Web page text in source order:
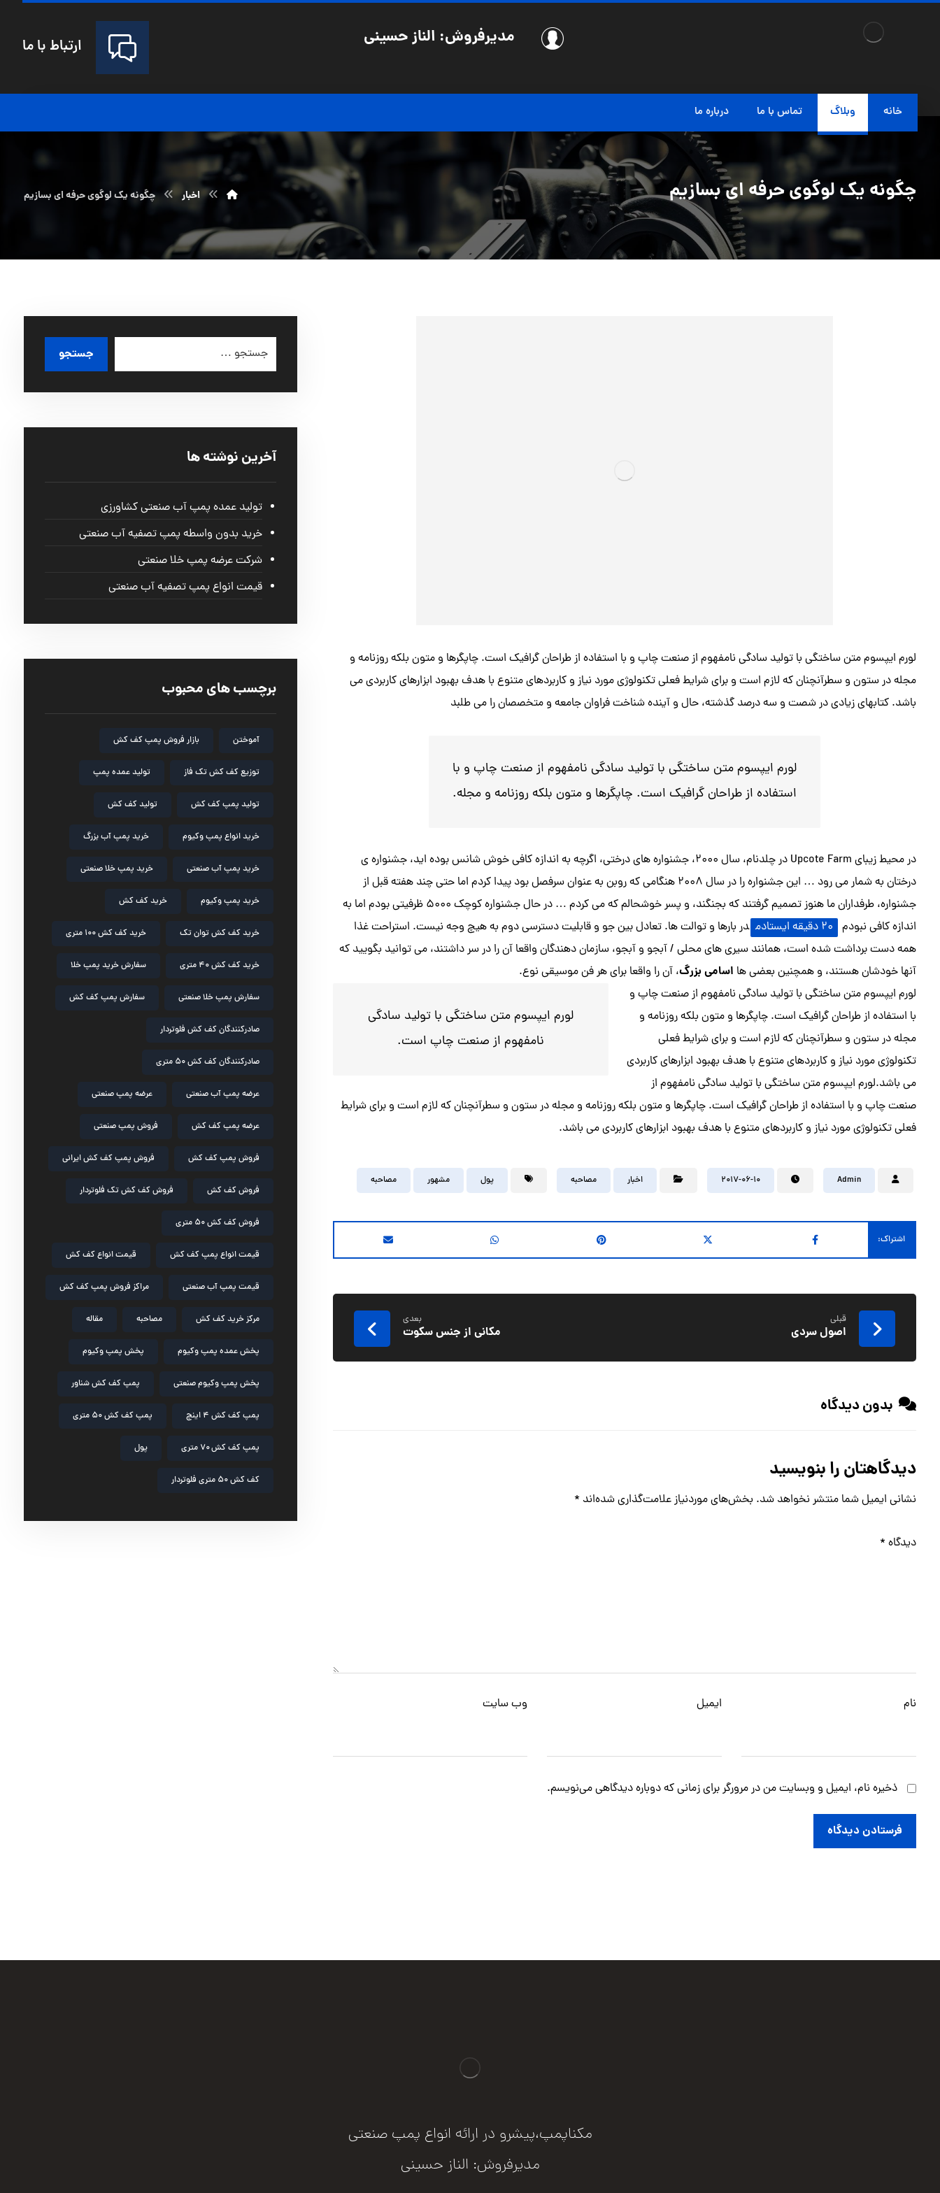
مدیرفروش: الناز حسینی ارتباط با ما
خانه وبلاگ تماس با ما درباره ما
چگونه یک لوگوی حرفه ای بسازیم اخبار چگونه یک لوگوی حرفه ای بسازیم
لورم ایپسوم متن ساختگی با تولید سادگی نامفهوم از صنعت چاپ و با استفاده از طراحان گرافیک است. چاپگرها و متون بلکه روزنامه و
مجله در ستون و سطرآنچنان که لازم است و برای شرایط فعلی تکنولوژی مورد نیاز و کاربردهای متنوع با هدف بهبود ابزارهای کاربردی می
باشد. کتابهای زیادی در شصت و سه درصد گذشته، حال و آینده شناخت فراوان جامعه و متخصصان را می طلبد
لورم ایپسوم متن ساختگی با تولید سادگی نامفهوم از صنعت چاپ و با
استفاده از طراحان گرافیک است. چاپگرها و متون بلکه روزنامه و مجله.
در محیط زیبای Upcote Farm در چلدنام، سال 2000، جشنواره های درختی، اگرچه به اندازه کافی خوش شانس بوده اید، جشنواره ی
درختان به شمار می رود … این جشنواره را در سال 2008 هنگامی که روبن به عنوان سرفصل بود پیدا کردم اما حتی چند هفته قبل از
جشنواره، طرفداران ما هنوز تصمیم گرفتند که بجنگند، و پسر خوشحالم که می کردم … در حال جشنواره کوچک 5000 ظرفیتی بودم اما به
اندازه کافی نبودم 20 دقیقه ایستادم
در بارها و توالت ها. تعادل بین جو و قابلیت دسترسی دوم به هیچ وجه نیست. استراحت غذا
همه دست برداشت شده است، همانند سیری های محلی / آبجو و آبجو، سازمان دهندگان واقعا آن را در سر داشتند، می توانید بگویید که
آنها خودشان هستند، و همچنین بعضی ها اسامی بزرگ، آن را واقعا برای هر فن موسیقی نوع.
لورم ایپسوم متن ساختگی با تولید سادگی
نامفهوم از صنعت چاپ است.
لورم ایپسوم متن ساختگی با تولید سادگی نامفهوم از صنعت چاپ و
با استفاده از طراحان گرافیک است. چاپگرها و متون بلکه روزنامه و
مجله در ستون و سطرآنچنان که لازم است و برای شرایط فعلی
تکنولوژی مورد نیاز و کاربردهای متنوع با هدف بهبود ابزارهای کاربردی
می باشد.لورم ایپسوم متن ساختگی با تولید سادگی نامفهوم از
صنعت چاپ و با استفاده از طراحان گرافیک است. چاپگرها و متون بلکه روزنامه و مجله در ستون و سطرآنچنان که لازم است و برای شرایط
فعلی تکنولوژی مورد نیاز و کاربردهای متنوع با هدف بهبود ابزارهای کاربردی می باشد.
Admin
2017-06-10 اخبار مصاحبه پول مشهور مصاحبه
قبلی
اصول سردی
بعدی
مکانی از جنس سکوت
بدون دیدگاه
دیدگاهتان را بنویسید
نشانی ایمیل شما منتشر نخواهد شد. بخش‌های موردنیاز علامت‌گذاری شده‌اند *
دیدگاه *
نام ایمیل وب‌ سایت
ذخیره نام، ایمیل و وبسایت من در مرورگر برای زمانی که دوباره دیدگاهی می‌نویسم.
آخرین نوشته ها
تولید عمده پمپ آب صنعتی کشاورزی
خرید بدون واسطه پمپ تصفیه آب صنعتی
شرکت عرضه پمپ خلا صنعتی
قیمت انواع پمپ تصفیه آب صنعتی
برچسب های محبوب
آموختن بازار فروش پمپ کف کش
توزیع کف کش تک فاز تولید عمده پمپ
تولید پمپ کف کش تولید کف کش
خرید انواع پمپ وکیوم خرید پمپ آب بزرگ
خرید پمپ آب صنعتی خرید پمپ خلا صنعتی
خرید پمپ وکیوم خرید کف کش
خرید کف کش توان تک خرید کف کش ۱۰۰ متری
خرید کف کش ۴۰ متری سفارش خرید پمپ خلا
سفارش پمپ خلا صنعتی سفارش پمپ کف کش
صادرکنندگان کف کش فلوتردار
صادرکنندگان کف کش ۵۰ متری
عرضه پمپ آب صنعتی عرضه پمپ صنعتی
عرضه پمپ کف کش فروش پمپ صنعتی
فروش پمپ کف کش فروش پمپ کف کش ایرانی
فروش کف کش فروش کف کش تک فلوتردار
فروش کف کش ۵۰ متری
قیمت انواع پمپ کف کش قیمت انواع کف کش
قیمت پمپ آب صنعتی مراکز فروش پمپ کف کش
مرکز خرید کف کش مصاحبه مقاله
پخش عمده پمپ وکیوم پخش پمپ وکیوم
پخش پمپ وکیوم صنعتی پمپ کف کش شناور
پمپ کف کش ۴ اینچ پمپ کف کش ۵۰ متری
پمپ کف کش ۷۰ متری پول
کف کش ۵۰ متری فلوتردار
مکناپمپ،پیشرو در ارائه انواع پمپ صنعتی
مدیرفروش: الناز حسینی